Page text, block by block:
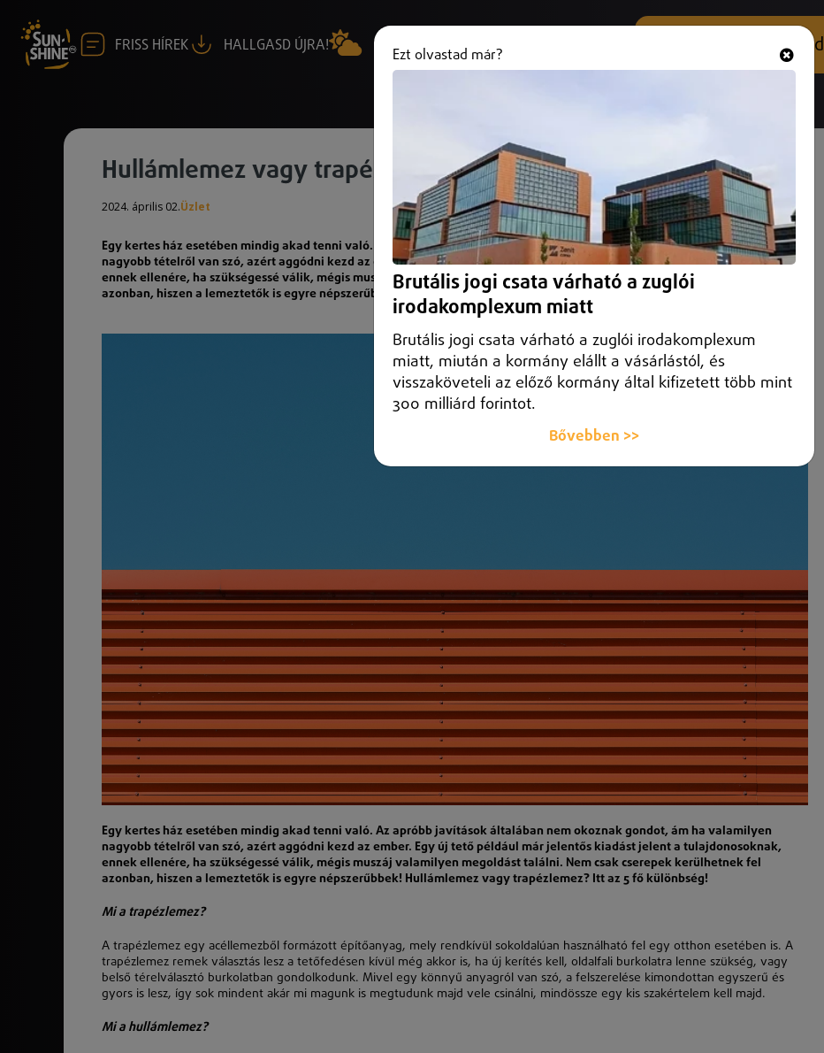
FRISS HÍREK HALLGASD ÚJRA! +36 (20) 316 3000 Hallgasd és nézd
Hullámlemez vagy trapézlemez - Itt az 5 fő különbség!
2024. április 02.Üzlet
Egy kertes ház esetében mindig akad tenni való. Az apróbb javítások általában nem okoznak gondot, ám ha valamilyen
nagyobb tételről van szó, azért aggódni kezd az ember. Egy új tető például már jelentős kiadást jelent a tulajdonosoknak,
ennek ellenére, ha szükségessé válik, mégis muszáj valamilyen megoldást találni. Nem csak cserepek kerülhetnek fel
azonban, hiszen a lemeztetők is egyre népszerűbbek! Hullámlemez vagy trapézlemez? Itt az 5 fő különbség!
Egy kertes ház esetében mindig akad tenni való. Az apróbb javítások általában nem okoznak gondot, ám ha valamilyen
nagyobb tételről van szó, azért aggódni kezd az ember. Egy új tető például már jelentős kiadást jelent a tulajdonosoknak,
ennek ellenére, ha szükségessé válik, mégis muszáj valamilyen megoldást találni. Nem csak cserepek kerülhetnek fel
azonban, hiszen a lemeztetők is egyre népszerűbbek! Hullámlemez vagy trapézlemez? Itt az 5 fő különbség!
Mi a trapézlemez?
A trapézlemez egy acéllemezből formázott építőanyag, mely rendkívül sokoldalúan használható fel egy otthon esetében is. A
trapézlemez remek választás lesz a tetőfedésen kívül még akkor is, ha új kerítés kell, oldalfali burkolatra lenne szükség, vagy
belső térelválasztó burkolatban gondolkodunk. Mivel egy könnyű anyagról van szó, a felszerelése kimondottan egyszerű és
gyors is lesz, így sok mindent akár mi magunk is megtudunk majd vele csinálni, mindössze egy kis szakértelem kell majd.
Mi a hullámlemez?
Ezt olvastad már?
Brutális jogi csata várható a zuglói
irodakomplexum miatt
Brutális jogi csata várható a zuglói irodakomplexum
miatt, miután a kormány elállt a vásárlástól, és
visszaköveteli az előző kormány által kifizetett több mint
300 milliárd forintot.
Bővebben >>